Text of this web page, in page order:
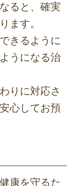
ると、確実
ます。
きるように
うになる治
りに対応さ
心してお預
康を守るた